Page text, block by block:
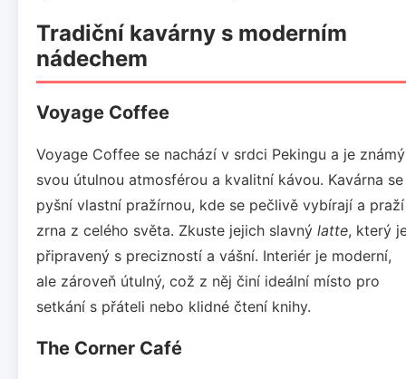
Tradiční kavárny s moderním
nádechem
Voyage Coffee
Voyage Coffee se nachází v srdci Pekingu a je známý
svou útulnou atmosférou a kvalitní kávou. Kavárna se
pyšní vlastní pražírnou, kde se pečlivě vybírají a praží
zrna z celého světa. Zkuste jejich slavný latte, který
připravený s precizností a vášní. Interiér je moderní,
ale zároveň útulný, což z něj činí ideální místo pro
setkání s přáteli nebo klidné čtení knihy.
The Corner Café